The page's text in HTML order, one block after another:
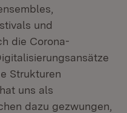
und
die Corona-
Strukturen
uns als
dazu gezwungen,